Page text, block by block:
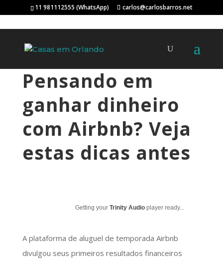
11 981112555 (WhatsApp) carlos@carlosbarros.net
Pensando em
ganhar dinheiro
com Airbnb? Veja
estas dicas antes
Getting your Trinity Audioplayer ready...
A plataforma de aluguel de temporada Airbnb
divulgou seus primeiros resultados financeiros